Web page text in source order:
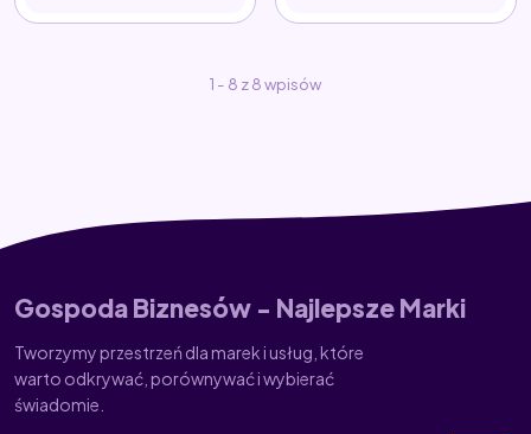
1 - 8 z 8 wpisów
Gospoda Biznesów - Najlepsze Marki
Tworzymy przestrzeń dla marek i usług, które
warto odkrywać, porównywać i wybierać
świadomie.